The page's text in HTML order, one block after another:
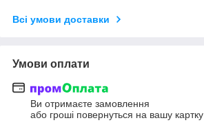
Всі умови доставки
Умови оплати
Ви отримаєте замовлення
або гроші повернуться на вашу картку